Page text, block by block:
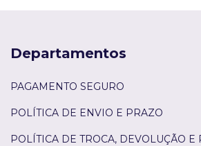
Departamentos
PAGAMENTO SEGURO
POLÍTICA DE ENVIO E PRAZO
POLÍTICA DE TROCA, DEVOLUÇÃO E